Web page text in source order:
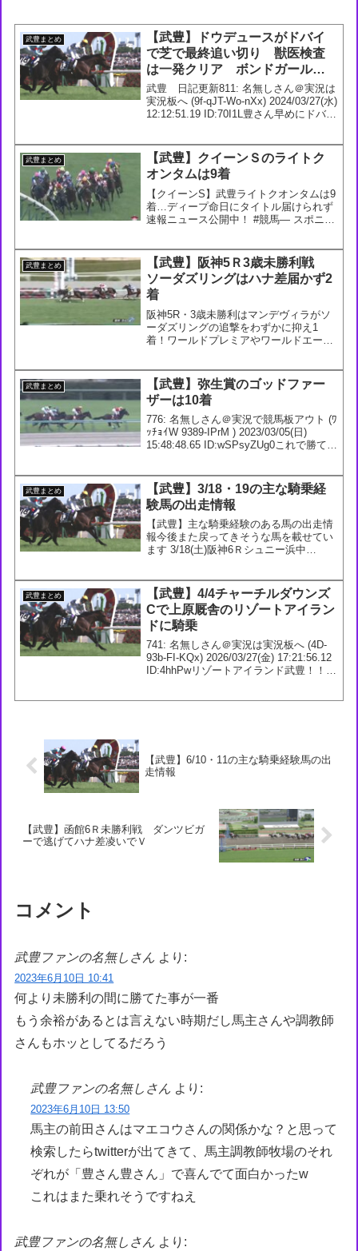
武豊まとめ
【武豊】ドウデュースがドバイ
で芝で最終追い切り 獣医検査
は一発クリア ボンドガールの
ＮＺＴに想定が
武豊 日記更新811: 名無しさん＠実況は
実況板へ (9f-qJT-Wo-nXx) 2024/03/27(水)
12:12:51.19 ID:70I1L豊さん早めにドバイ
武豊まとめ
【武豊】クイーンＳのライトク
オンタムは9着
【クイーンS】武豊ライトクオンタムは9
着…ディープ命日にタイトル届けられず
速報ニュース公開中！ #競馬— スポニチ
2023/07...
武豊まとめ
【武豊】阪神5Ｒ3歳未勝利戦
ソーダズリングはハナ差届かず2
着
阪神5R・3歳未勝利はマンデヴィラがソ
ーダズリングの追撃をわずかに抑え1
着！ワールドプレミアやワールドエー
— 競馬ラボ (@keibalab) February ...
武豊まとめ
【武豊】弥生賞のゴッドファー
ザーは10着
776: 名無しさん＠実況で競馬板アウト (ﾜ
ｯﾁｮｲW 9389-IPrM ) 2023/03/05(日)
15:48:48.65 ID:wSPsyZUg0これで勝てな
武豊まとめ
【武豊】3/18・19の主な騎乗経
験馬の出走情報
【武豊】主な騎乗経験のある馬の出走情
報今後また戻ってきそうな馬を載せてい
ます 3/18(土)阪神6Ｒシュニー浜中
シュニーは前走は5馬身差で未勝利勝っ
たけど持ち...
武豊まとめ
【武豊】4/4チャーチルダウンズ
Cで上原厩舎のリゾートアイラン
ドに騎乗
741: 名無しさん＠実況は実況板へ (4D-
93b-FI-KQx) 2026/03/27(金) 17:21:56.12
ID:4hhPwリゾートアイランド武豊！！
【武豊】6/10・11の主な騎乗経験馬の出
走情報
【武豊】函館6Ｒ未勝利戦 ダンツビガ
ーで逃げてハナ差凌いでＶ
コメント
武豊ファンの名無しさん より:
2023年6月10日 10:41
何より未勝利の間に勝てた事が一番
もう余裕があるとは言えない時期だし馬主さんや調教師
さんもホッとしてるだろう
武豊ファンの名無しさん より:
2023年6月10日 13:50
馬主の前田さんはマエコウさんの関係かな？と思って
検索したらtwitterが出てきて、馬主調教師牧場のそれ
ぞれが「豊さん豊さん」で喜んでて面白かったw
これはまた乗れそうですねえ
武豊ファンの名無しさん より: